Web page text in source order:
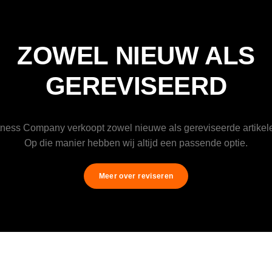
ZOWEL NIEUW ALS
GEREVISEERD
Company verkoopt zowel nieuwe als gereviseerde
Op die manier hebben wij altijd een passende optie.
Meer over reviseren